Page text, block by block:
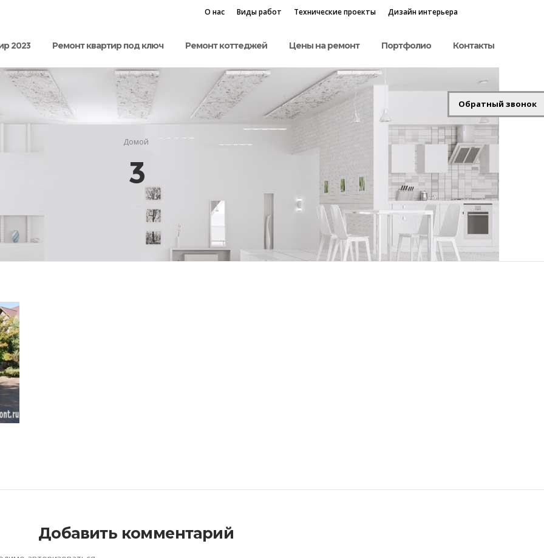
О нас Виды работ Технические проекты Дизайн интерьера
2023 Ремонт квартир под ключ Ремонт коттеджей Цены на ремонт Портфолио Контакты
Домой
3
Добавить комментарий
Обратный звонок